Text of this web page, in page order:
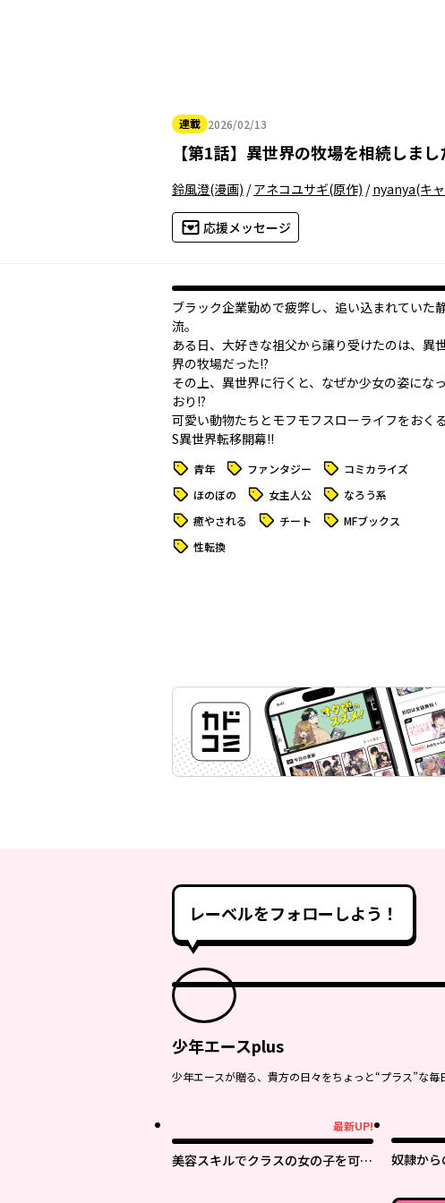
連載 2026/02/13
2026年02月13日
【第1話】 異世界の牧場を相続しま
鈴風澄(漫画) /アネコユサギ(原作) /nyanya(キ
応援メッセージ
ブラック企業勤めで疲弊し、追い込まれていた
流。
ある日、大好きな祖父から譲り受けたのは、異
界の牧場だった!?
その上、異世界に行くと、なぜか少女の姿にな
おり――!?
可愛い動物たちとモフモフスローライフをおく
S異世界転移開幕!!
タグ 青年 タグ ファンタジー タグ コミカライズ
タグ ほのぼの タグ 女主人公 タグ なろう系
タグ 癒やされる タグ チート タグ MFブックス
タグ 性転換
レーベルをフォローしよう！
少年エースplus
少年エースが贈る、貴方の日々をちょっと“プラス”な毎
最新UP!
美容スキルでクラスの女の子を可愛
奴隷か